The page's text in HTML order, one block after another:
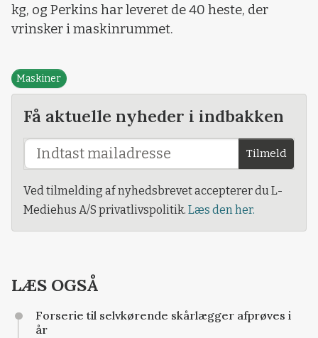
kg, og Perkins har leveret de 40 heste, der
vrinsker i maskinrummet.
Maskiner
Få aktuelle nyheder i indbakken
Tilmeld
Ved tilmelding af nyhedsbrevet accepterer du L-
Mediehus A/S privatlivspolitik. Læs den her.
LÆS OGSÅ
Forserie til selvkørende skårlægger afprøves i
år